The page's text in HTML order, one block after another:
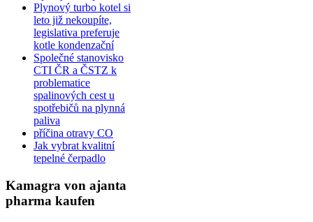
Plynový turbo kotel si
leto již nekoupíte,
legislativa preferuje
kotle kondenzační
Společné stanovisko
CTI ČR a ČSTZ k
problematice
spalinových cest u
spotřebičů na plynná
paliva
příčina otravy CO
Jak vybrat kvalitní
tepelné čerpadlo
Kamagra von ajanta
pharma kaufen